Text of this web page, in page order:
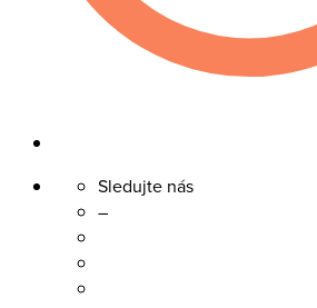
Sledujte nás
–